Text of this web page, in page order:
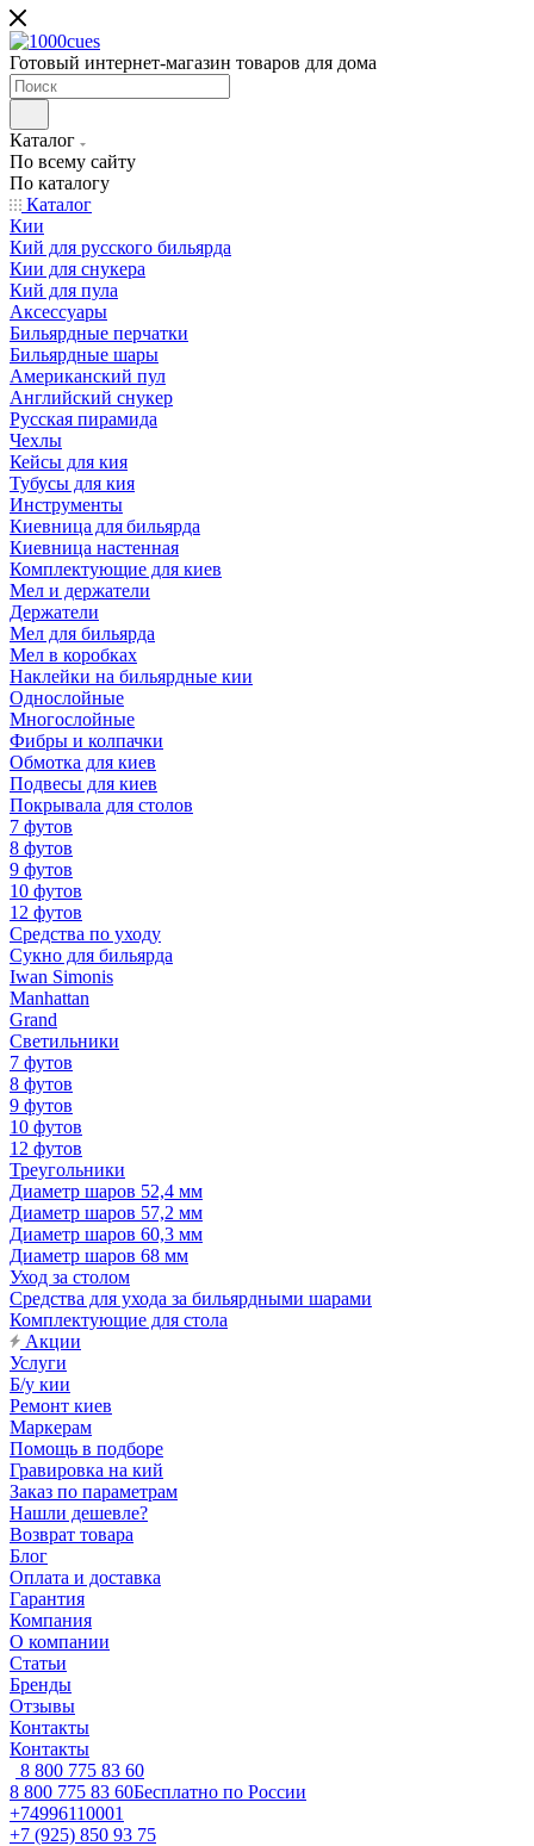
Готовый интернет-магазин товаров для дома
Каталог
По всему сайту
По каталогу
Каталог
Кии
Кий для русского бильярда
Кии для снукера
Кий для пула
Аксессуары
Бильярдные перчатки
Бильярдные шары
Американский пул
Английский снукер
Русская пирамида
Чехлы
Кейсы для кия
Тубусы для кия
Инструменты
Киевница для бильярда
Киевница настенная
Комплектующие для киев
Мел и держатели
Держатели
Мел для бильярда
Мел в коробках
Наклейки на бильярдные кии
Однослойные
Многослойные
Фибры и колпачки
Обмотка для киев
Подвесы для киев
Покрывала для столов
7 футов
8 футов
9 футов
10 футов
12 футов
Средства по уходу
Сукно для бильярда
Iwan Simonis
Manhattan
Grand
Светильники
7 футов
8 футов
9 футов
10 футов
12 футов
Треугольники
Диаметр шаров 52,4 мм
Диаметр шаров 57,2 мм
Диаметр шаров 60,3 мм
Диаметр шаров 68 мм
Уход за столом
Средства для ухода за бильярдными шарами
Комплектующие для стола
Акции
Услуги
Б/у кии
Ремонт киев
Маркерам
Помощь в подборе
Гравировка на кий
Заказ по параметрам
Нашли дешевле?
Возврат товара
Блог
Оплата и доставка
Гарантия
Компания
О компании
Статьи
Бренды
Отзывы
Контакты
Контакты
8 800 775 83 60
8 800 775 83 60Бесплатно по России
+74996110001
+7 (925) 850 93 75